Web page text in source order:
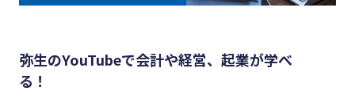
弥生のYouTubeで会計や経営、起業が学べ
る！